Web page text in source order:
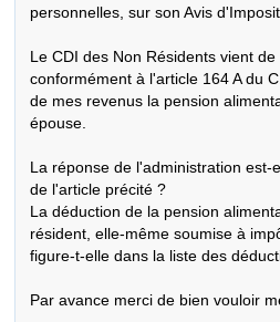
personnelles, sur son Avis
Le CDI des Non Résidents vient de
conformément à l'article 164 A du
de mes revenus la pension
épouse.
La réponse de l'administration est-
de l'article précité ?
La déduction de la pension
résident, elle-même soumise à
figure-t-elle dans la liste des
Par avance merci de bien vouloir